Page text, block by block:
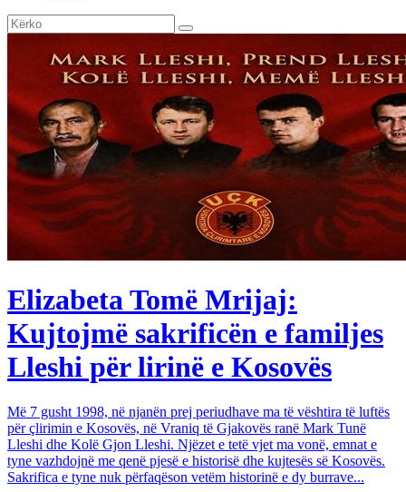
Elizabeta Tomë Mrijaj:
Kujtojmë sakrificën e familjes
Lleshi për lirinë e Kosovës
Më 7 gusht 1998, në njanën prej periudhave ma të vështira të luftës
për çlirimin e Kosovës, në Vraniq të Gjakovës ranë Mark Tunë
Lleshi dhe Kolë Gjon Lleshi. Njëzet e tetë vjet ma vonë, emnat e
tyne vazhdojnë me qenë pjesë e historisë dhe kujtesës së Kosovës.
Sakrifica e tyne nuk përfaqëson vetëm historinë e dy burrave...